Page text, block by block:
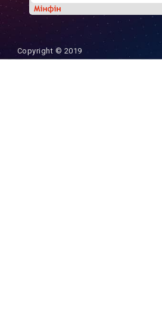
Copyright © 2019